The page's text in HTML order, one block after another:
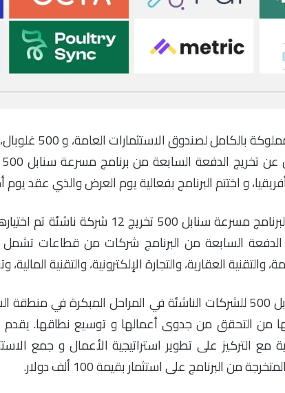
شركة سنابل
و اختتم البرنامج بفعالية يوم العرض والذي عقد
الدفعة السابعة من البرنامج شركات من قطاعات تشمل
والتقنية العقارية، والتجارة الإلكترونية، والتقنية المالية،
يوفر برنامج مسرعة سنابل 500 للشركات الناشئة في المراحل
مع التركيز على تطوير استراتيجية الأعمال و جمع
من البرنامج على استثمار بقيمة 100 ألف دولار.